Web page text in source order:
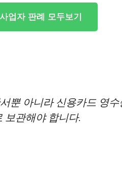
사업자 판례 모두보기
뿐 아니라 신용카드 영수
보관해야 합니다.